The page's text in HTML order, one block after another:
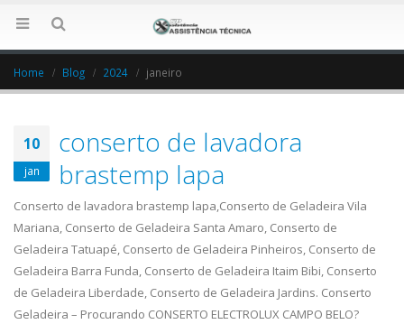
Home Blog 2024 janeiro
10
jan
conserto de lavadora
brastemp lapa
Conserto de lavadora brastemp lapa,Conserto de Geladeira Vila
Mariana, Conserto de Geladeira Santa Amaro, Conserto de
Geladeira Tatuapé, Conserto de Geladeira Pinheiros, Conserto de
Geladeira Barra Funda, Conserto de Geladeira Itaim Bibi, Conserto
de Geladeira Liberdade, Conserto de Geladeira Jardins. Conserto
Geladeira – Procurando CONSERTO ELECTROLUX CAMPO BELO?